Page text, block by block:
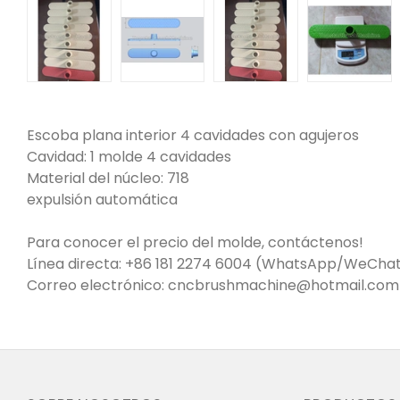
Escoba plana interior 4 cavidades con agujeros
Cavidad: 1 molde 4 cavidades
Material del núcleo: 718
expulsión automática
Para conocer el precio del molde, contáctenos!
Línea directa: +86 181 2274 6004 (WhatsApp/
Correo electrónico: